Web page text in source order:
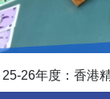
25-26年度：香港